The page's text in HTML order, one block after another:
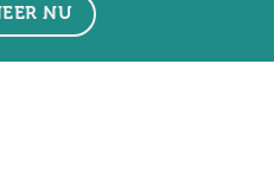
NU